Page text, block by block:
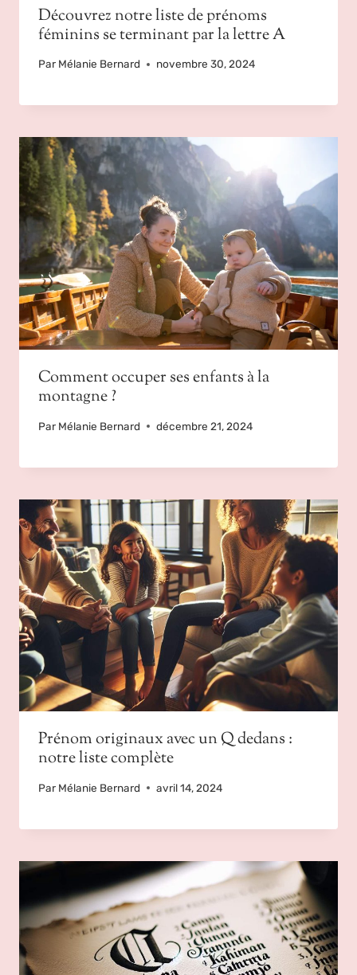
Découvrez notre liste de prénoms
féminins se terminant par la lettre A
Par Mélanie Bernard novembre 30, 2024
Comment occuper ses enfants à la
montagne ?
Par Mélanie Bernard décembre 21, 2024
Prénom originaux avec un Q dedans :
notre liste complète
Par Mélanie Bernard avril 14, 2024